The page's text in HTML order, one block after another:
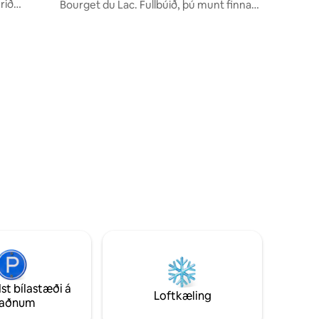
Bourget du Lac. Fullbúið, þú munt finna
bílastæði á
Loftkæling